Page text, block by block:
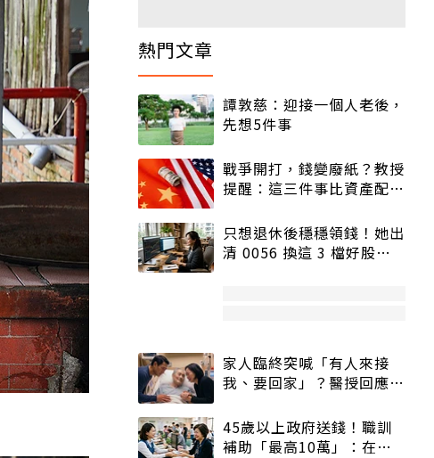
熱門文章
譚敦慈：迎接一個人老後，
先想5件事
戰爭開打，錢變廢紙？教授
提醒：這三件事比資產配置
只想退休後穩穩領錢！她出
清 0056 換這 3 檔好股：
家人臨終突喊「有人來接
我、要回家」？醫授回應方
45歲以上政府送錢！職訓
補助「最高10萬」：在